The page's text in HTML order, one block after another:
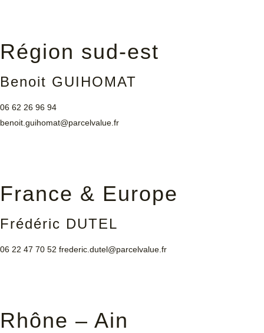
Région sud-est
Benoit GUIHOMAT
06 62 26 96 94
benoit.guihomat@parcelvalue.fr
France & Europe
Frédéric DUTEL
06 22 47 70 52 frederic.dutel@parcelvalue.fr
Rhône – Ain